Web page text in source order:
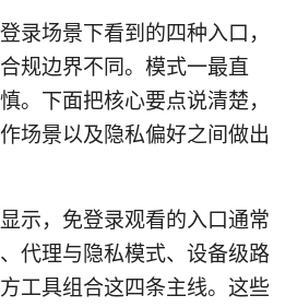
录场景下看到的四种入口，
规边界不同。模式一最直
。下面把核心要点说清楚，
场景以及隐私偏好之间做出
示，免登录观看的入口通常
代理与隐私模式、设备级路
工具组合这四条主线。这些